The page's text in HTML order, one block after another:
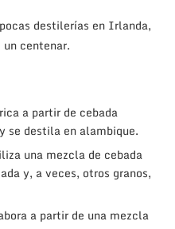
destilerías en Irlanda,
un centenar.
a partir de cebada
se destila en alambique.
una mezcla de cebada
y, a veces, otros granos,
a partir de una mezcla